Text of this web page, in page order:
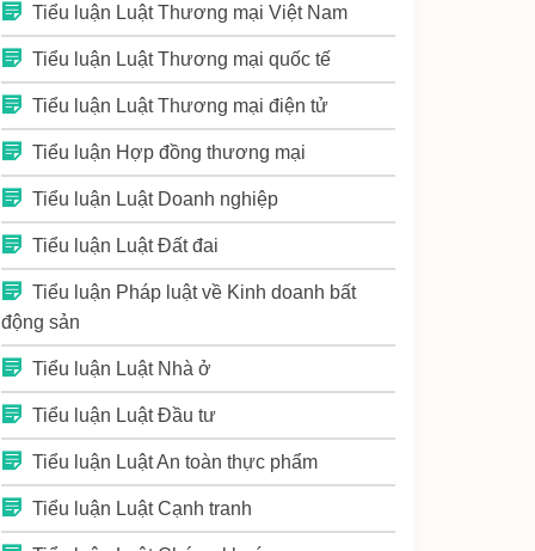
Tiểu luận Luật Thương mại Việt Nam
Tiểu luận Luật Thương mại quốc tế
Tiểu luận Luật Thương mại điện tử
Tiểu luận Hợp đồng thương mại
Tiểu luận Luật Doanh nghiệp
Tiểu luận Luật Đất đai
Tiểu luận Pháp luật về Kinh doanh bất
động sản
Tiểu luận Luật Nhà ở
Tiểu luận Luật Đầu tư
Tiểu luận Luật An toàn thực phẩm
Tiểu luận Luật Cạnh tranh